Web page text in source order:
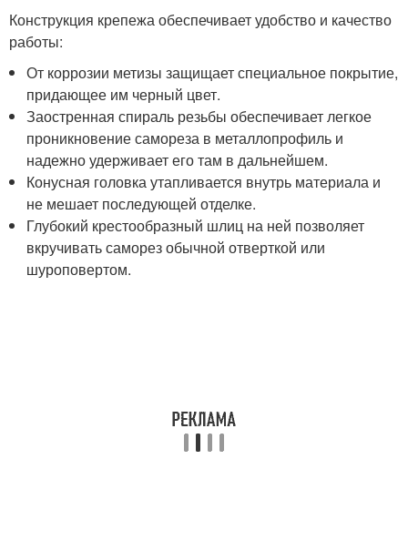
Конструкция крепежа обеспечивает удобство и качество
работы:
От коррозии метизы защищает специальное покрытие,
придающее им черный цвет.
Заостренная спираль резьбы обеспечивает легкое
проникновение самореза в металлопрофиль и
надежно удерживает его там в дальнейшем.
Конусная головка утапливается внутрь материала и
не мешает последующей отделке.
Глубокий крестообразный шлиц на ней позволяет
вкручивать саморез обычной отверткой или
шуроповертом.